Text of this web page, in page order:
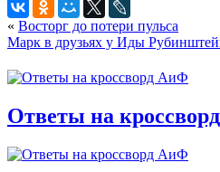
« Восторг до потери пульса
Марк в друзьях у Иды
Ответы на